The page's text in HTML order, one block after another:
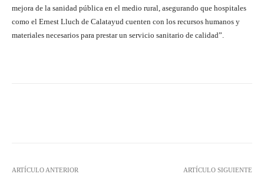
mejora de la sanidad pública en el medio rural, asegurando que hospitales
como el Ernest Lluch de Calatayud cuenten con los recursos humanos y
materiales necesarios para prestar un servicio sanitario de calidad”.
ARTÍCULO ANTERIOR ARTÍCULO SIGUIENTE